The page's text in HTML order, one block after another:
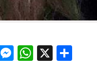
Facebook
Messenger
WhatsApp
X